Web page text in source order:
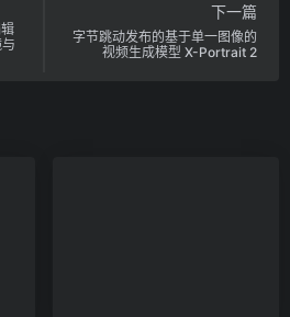
下一篇
字节跳动发布的基于单一图像的
视频生成模型 X-Portrait 2